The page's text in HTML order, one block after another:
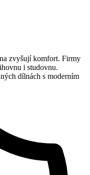
zvyšují komfort. Firmy
i studovnu.
dílnách s moderním